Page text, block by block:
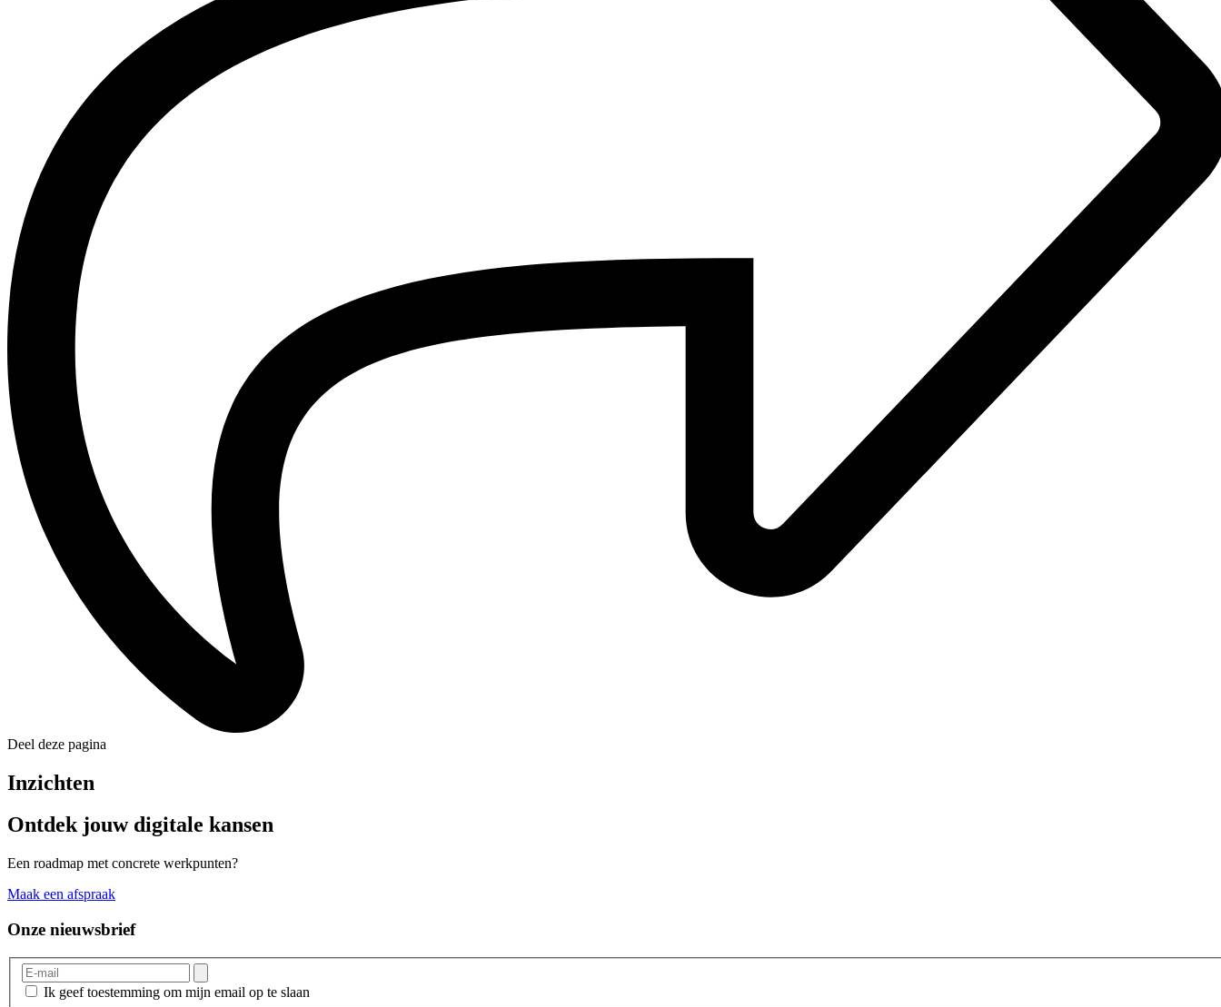
Deel deze pagina
Inzichten
Ontdek jouw digitale kansen
Een roadmap met concrete werkpunten?
Maak een afspraak
Onze nieuwsbrief
Ik geef toestemming om mijn email op te slaan